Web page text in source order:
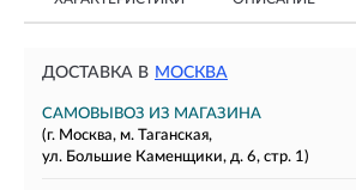
ДОСТАВКА В МОСКВА
САМОВЫВОЗ ИЗ МАГАЗИНА
(г. Москва, м. Таганская,
ул. Большие Каменщики, д. 6, стр. 1)